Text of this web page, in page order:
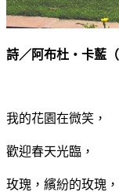
詩／阿布杜‧卡藍 （
我的花園在微笑，
歡迎春天光臨，
玫瑰，繽紛的玫瑰，